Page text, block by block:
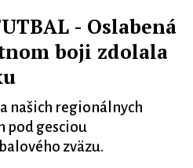
- Oslabená
boji zdolala
našich regionálnych
pod gesciou
zväzu.